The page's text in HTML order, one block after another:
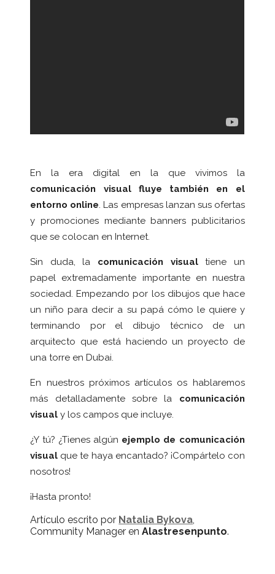
En la era digital en la que vivimos la
comunicación visual fluye también en el
entorno online . Las empresas lanzan sus ofertas
y promociones mediante banners publicitarios
que se colocan en Internet.
Sin duda, la comunicación visualtiene un
papel extremadamente importante en nuestra
sociedad. Empezando por los dibujos que hace
un niño para decir a su papá cómo le quiere y
terminando por el dibujo técnico de un
arquitecto que está haciendo un proyecto de
una torre en Dubai.
En nuestros próximos artículos os hablaremos
más detalladamente sobre la comunicación
visual y los campos que incluye.
¿Y tú? ¿Tienes algún ejemplo de comunicación
visual que te haya encantado? ¡Compártelo con
nosotros!
¡Hasta pronto!
Artículo escrito por Natalia Bykova
Community Manager enAlastresenpunto.